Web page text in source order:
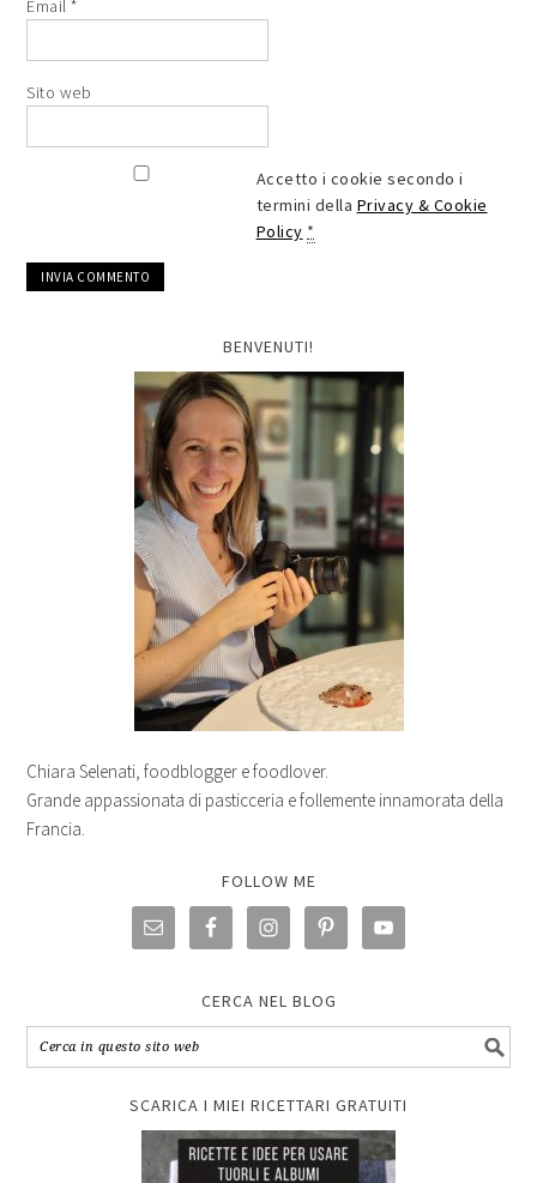
Email*
Sito web
Accetto i cookie secondo i
termini della Privacy & Cookie
Policy *
BENVENUTI!
Chiara Selenati, foodblogger e foodlover.
Grande appassionata di pasticceria e follemente innamorata della
Francia.
FOLLOW ME
CERCA NEL BLOG
SCARICA I MIEI RICETTARI GRATUITI